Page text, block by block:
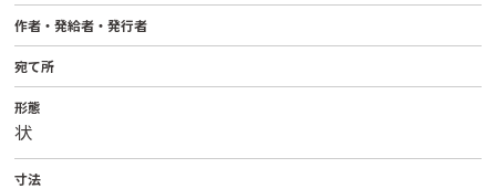
作者・発給者・発行者
宛て所
形態
状
寸法